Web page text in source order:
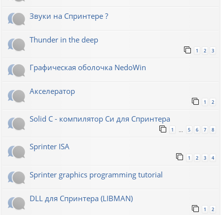
Звуки на Спринтере ?
Thunder in the deep
1 2 3
Графическая оболочка NedoWin
Акселератор
1 2
Solid C - компилятор Си для Спринтера
1 … 5 6 7 8
Sprinter ISA
1 2 3 4
Sprinter graphics programming tutorial
DLL для Спринтера (LIBMAN)
1 2